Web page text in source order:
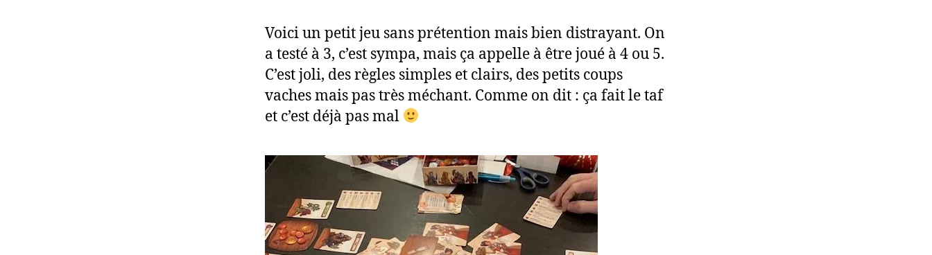
Voici un petit jeu sans prétention mais bien distrayant. On
a testé à 3, c’est sympa, mais ça appelle à être joué à 4 ou 5.
C’est joli, des règles simples et clairs, des petits coups
vaches mais pas très méchant. Comme on dit : ça fait le taf
et c’est déjà pas mal